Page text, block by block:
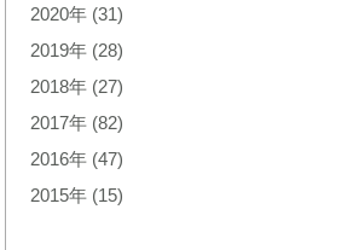
2020年 (31)
2019年 (28)
2018年 (27)
2017年 (82)
2016年 (47)
2015年 (15)